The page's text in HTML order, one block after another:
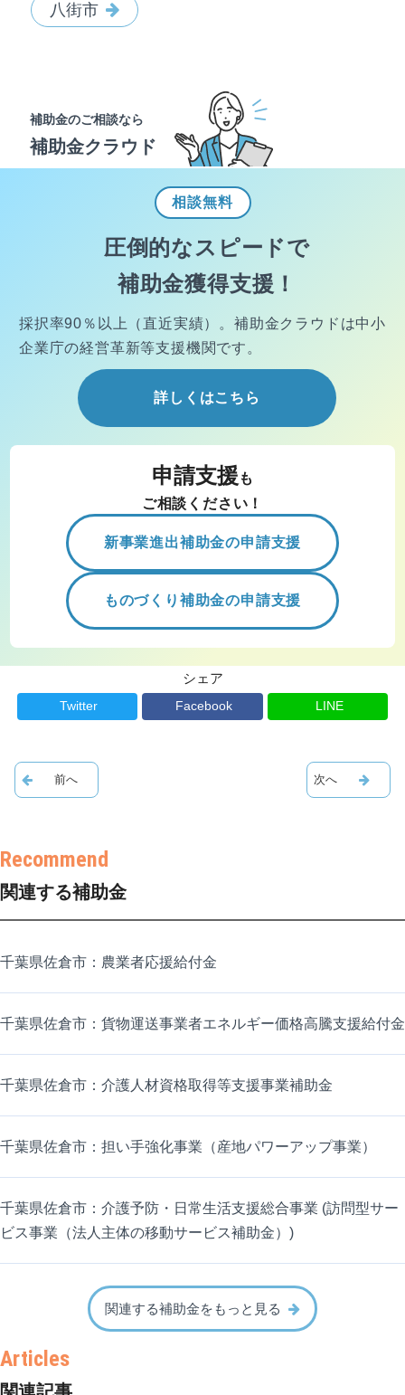
八街市
補助金のご相談なら
補助金クラウド
相談無料
圧倒的なスピードで
補助金獲得支援！
採択率90％以上（直近実績）。 補助金クラウドは中小
企業庁の経営革新等支援機関です。
詳しくはこちら
申請支援 も
ご相談ください！
新事業進出補助金の申請支援
ものづくり補助金の申請支援
シェア
Twitter Facebook LINE
関連する補助金
千葉県佐倉市：農業者応援給付金
千葉県佐倉市：貨物運送事業者エネルギー価格高騰支援給付金
千葉県佐倉市：介護人材資格取得等支援事業補助金
千葉県佐倉市：担い手強化事業（産地パワーアップ事業）
千葉県佐倉市：介護予防・日常生活支援総合事業 (訪問型サー
ビス事業（法人主体の移動サービス補助金）)
関連する補助金をもっと見る
関連記事